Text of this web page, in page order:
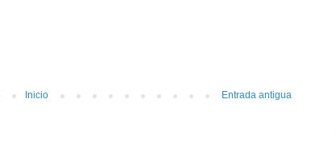
Entrada antigua
Inicio